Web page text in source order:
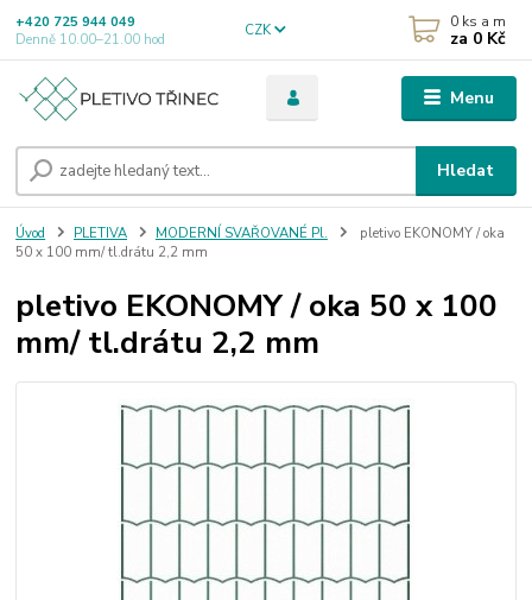
Menu
CZK
Hledat
+420 725 944 049
Denně 10.00–21.00 hod
0 ks a m
za 0 Kč
Úvod PLETIVA MODERNÍ SVAŘOVANÉ Pl.
pletivo EKONOMY / oka
50 x 100 mm/ tl.drátu 2,2 mm
pletivo EKONOMY / oka 50 x 100
mm/ tl.drátu 2,2 mm